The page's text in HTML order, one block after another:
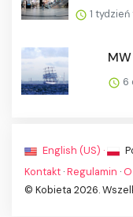
1
6
English (US) ·
Kontakt ·Regulamin ·
© Kobieta 2026.